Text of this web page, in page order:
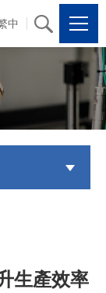
中
生產效率